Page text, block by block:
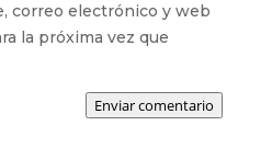
correo electrónico y web
la próxima vez que
Enviar comentario